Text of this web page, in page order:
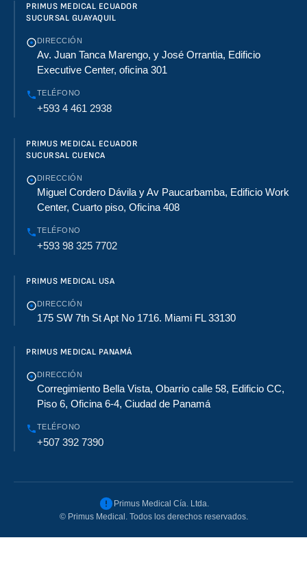
PRIMUS MEDICAL ECUADOR
SUCURSAL GUAYAQUIL
DIRECCIÓN
Av. Juan Tanca Marengo, y José Orrantia, Edificio
Executive Center, oficina 301
TELÉFONO
+593 4 461 2938
PRIMUS MEDICAL ECUADOR
SUCURSAL CUENCA
DIRECCIÓN
Miguel Cordero Dávila y Av Paucarbamba, Edificio Work
Center, Cuarto piso, Oficina 408
TELÉFONO
+593 98 325 7702
PRIMUS MEDICAL USA
DIRECCIÓN
175 SW 7th St Apt No 1716. Miami FL 33130
PRIMUS MEDICAL PANAMÁ
DIRECCIÓN
Corregimiento Bella Vista, Obarrio calle 58, Edificio CC,
Piso 6, Oficina 6-4, Ciudad de Panamá
TELÉFONO
+507 392 7390
Primus Medical Cía. Ltda.
© Primus Medical. Todos los derechos reservados.